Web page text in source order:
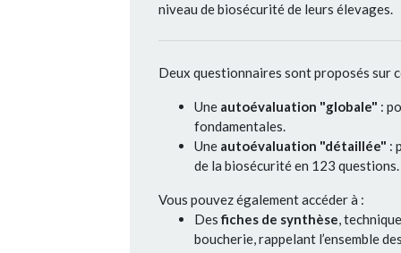
niveau de biosécurité de leurs élevages.
Deux questionnaires sont proposés sur
Une autoévaluation "globale" :
fondamentales.
Une autoévaluation "détaillée" :
de la biosécurité en 123 questions.
Vous pouvez également accéder à :
Desfiches de synthèse,
boucherie, rappelant l’ensemble